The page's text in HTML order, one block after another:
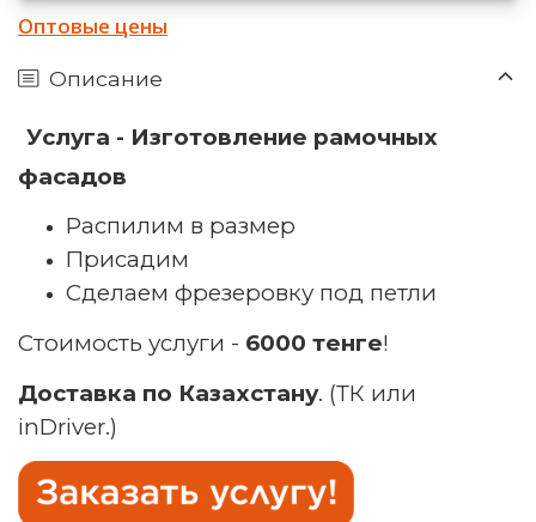
Оптовые цены
Описание
Услуга - Изготовление рамочных
фасадов
Распилим в размер
Присадим
Сделаем фрезеровку под петли
Стоимость услуги - 6000 тенге!
Доставка по Казахстану. (ТК или
inDriver.)